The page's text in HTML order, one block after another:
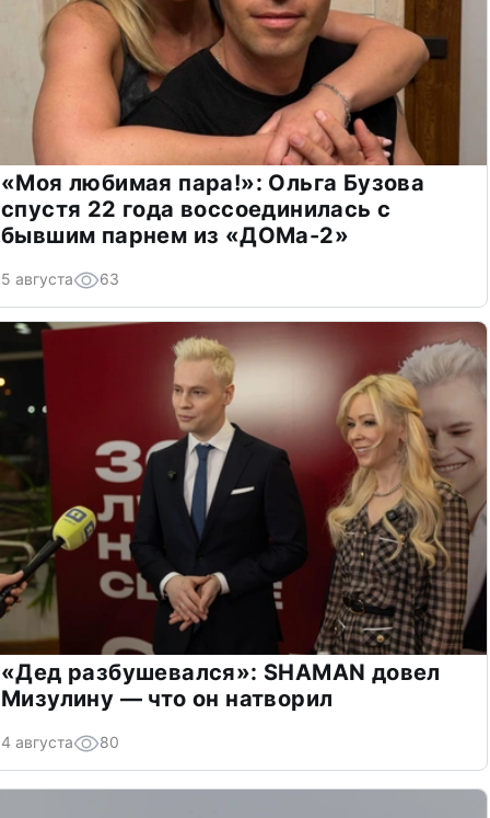
«Моя любимая пара!»: Ольга Бузова
спустя 22 года воссоединилась с
бывшим парнем из «ДОМа-2»
5 августа 63
«Дед разбушевался»: SHAMAN довел
Мизулину — что он натворил
4 августа 80